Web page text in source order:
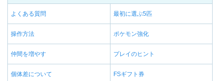
よくある質問 最初に選ぶ5匹
操作方法 ポケモン強化
仲間を増やす プレイのヒント
個体差について FSギフト券